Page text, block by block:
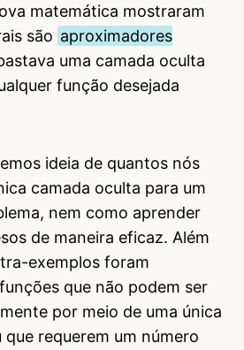
matemática mostraram
são aproximadores
uma camada oculta
função desejada
ideia de quantos nós
camada oculta para um
nem como aprender
de maneira eficaz. Além
exemplos foram
que não podem ser
por meio de uma única
requerem um número